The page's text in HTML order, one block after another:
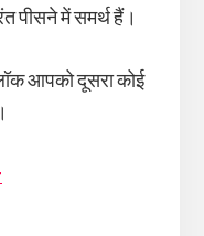
पीसने में समर्थ हैं।
आपको दूसरा कोई